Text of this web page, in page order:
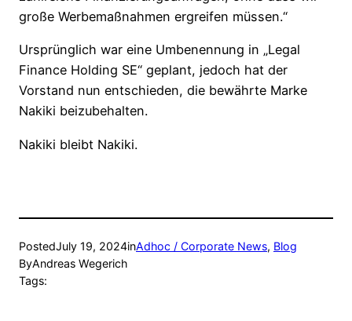
große Werbemaßnahmen ergreifen müssen.“
Ursprünglich war eine Umbenennung in „Legal
Finance Holding SE“ geplant, jedoch hat der
Vorstand nun entschieden, die bewährte Marke
Nakiki beizubehalten.
Nakiki bleibt Nakiki.
PostedJuly 19, 2024inAdhoc / Corporate News, Blog
ByAndreas Wegerich
Tags: